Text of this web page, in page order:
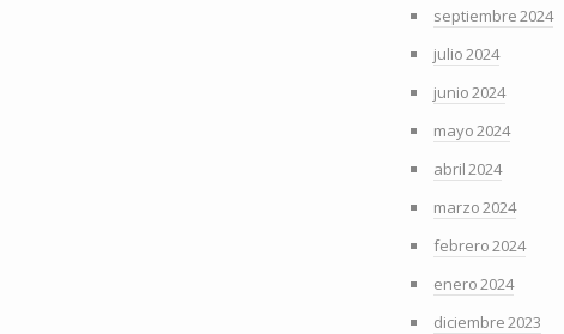
septiembre 2024
julio 2024
junio 2024
mayo 2024
abril 2024
marzo 2024
febrero 2024
enero 2024
diciembre 2023